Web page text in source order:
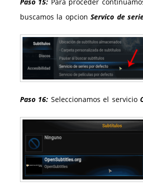
Paso 15: Para proceder
buscamos la opcionServico de
Paso 16: Seleccionamos el servicio